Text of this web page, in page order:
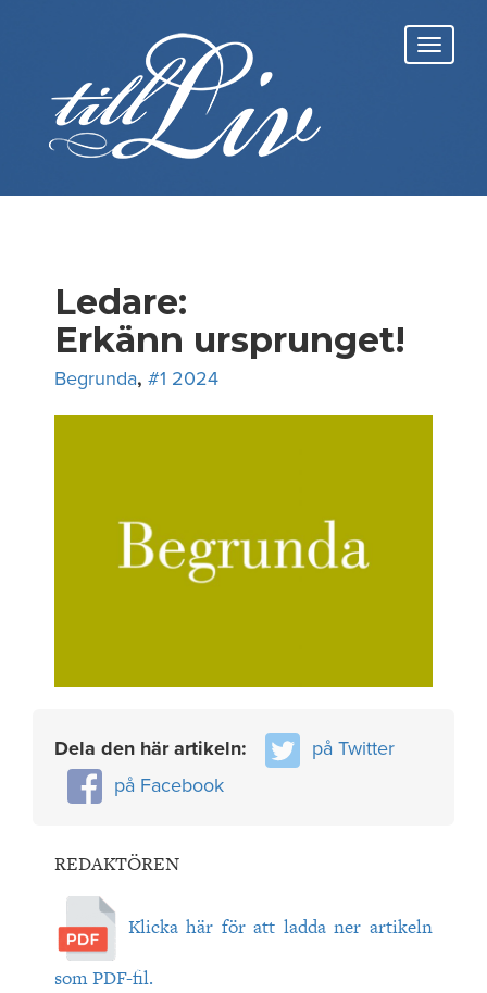
Ledare:
Erkänn ursprunget!
Begrunda, #1 2024
Dela den här artikeln:
på Twitter
på Facebook
REDAKTÖREN
Klicka här för att ladda ner artikeln
som PDF-fil.